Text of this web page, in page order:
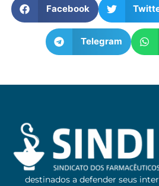
Facebook
Telegram
destinados a defender seus